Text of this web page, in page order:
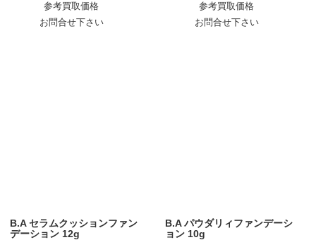
参考買取価格
お問合せ下さい
参考買取価格
お問合せ下さい
B.A セラムクッションファン
デーション 12g
B.A パウダリィファンデーシ
ョン 10g